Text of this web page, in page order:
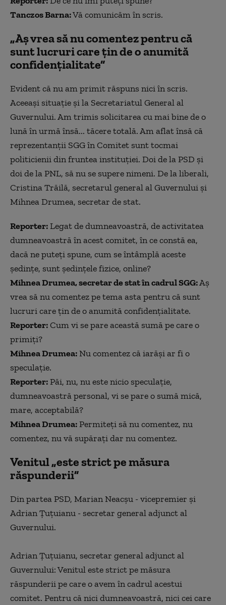
Tanczos Barna:Vă comunicăm în scris.
„Aș vrea să nu comentez pentru că
sunt lucruri care țin de o anumită
confidențialitate”
Evident că nu am primit răspuns nici în scris.
Aceeași situație și la Secretariatul General al
Guvernului. Am trimis solicitarea cu mai bine de o
lună în urmă însă... tăcere totală. Am aflat însă că
reprezentanții SGG în Comitet sunt tocmai
politicienii din fruntea instituției. Doi de la PSD și
doi de la PNL, să nu se supere nimeni. De la liberali,
Cristina Trăilă, secretarul general al Guvernului și
Mihnea Drumea, secretar de stat.
Reporter:Legat de dumneavoastră, de activitatea
dumneavoastră în acest comitet, în ce constă ea,
dacă ne puteți spune, cum se întâmplă aceste
ședințe, sunt ședințele fizice, online?
Mihnea Drumea, secretar de stat în cadrul SGG:Aș
vrea să nu comentez pe tema asta pentru că sunt
lucruri care țin de o anumită confidențialitate.
Reporter:Cum vi se pare această sumă pe care o
primiți?
Mihnea Drumea:Nu comentez că iarăși ar fi o
speculație.
Reporter:Păi, nu, nu este nicio speculație,
dumneavoastră personal, vi se pare o sumă mică,
mare, acceptabilă?
Mihnea Drumea:Permiteți să nu comentez, nu
comentez, nu vă supărați dar nu comentez.
Venitul „este strict pe măsura
răspunderii”
Din partea PSD, Marian Neacșu - vicepremier și
Adrian Țuțuianu - secretar general adjunct al
Guvernului.
Adrian Țuțuianu, secretar general adjunct al
Guvernului: Venitul este strict pe măsura
răspunderii pe care o avem în cadrul acestui
comitet. Pentru că nici dumneavoastră, nici cei care